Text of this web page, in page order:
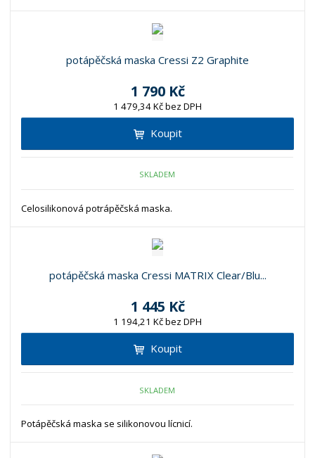
potápěčská maska Cressi Z2 Graphite
1 790 Kč
1 479,34 Kč bez DPH
Koupit
SKLADEM
Celosilikonová potrápěčská maska.
potápěčská maska Cressi MATRIX Clear/Blu...
1 445 Kč
1 194,21 Kč bez DPH
Koupit
SKLADEM
Potápěčská maska se silikonovou lícnicí.